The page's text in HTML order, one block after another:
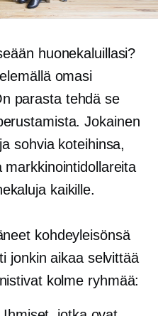
huonekaluillasi?
omasi
parasta tehdä se
Jokainen
sohvia koteihinsa,
kaikille.
kohdeyleisönsä
jonkin aikaa selvittää
kolme ryhmää: